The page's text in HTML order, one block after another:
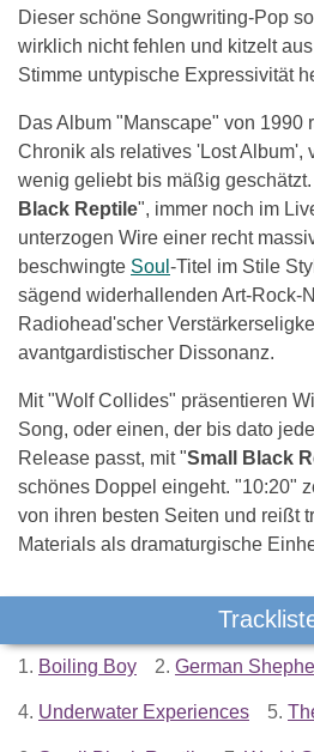
Dieser schöne Songwriting-Pop
wirklich nicht fehlen und kitzelt
Stimme untypische Expressivität
Das Album "Manscape" von 1990
Chronik als relatives 'Lost Album',
wenig geliebt bis mäßig
Black Reptile", immer noch im
unterzogen Wire einer recht
beschwingte Soul -Titel im Stile
sägend widerhallenden Art-Rock-
Radiohead'scher
avantgardistischer Dissonanz.
Mit "Wolf Collides" präsentieren
Song, oder einen, der bis dato
Release passt, mit "Small Black
schönes Doppel eingeht. "10:20"
von ihren besten Seiten und reißt
Materials als dramaturgische
1. Boiling Boy 2. German
4. Underwater Experiences 5.